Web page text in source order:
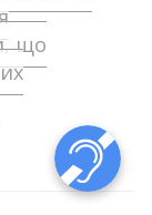
що